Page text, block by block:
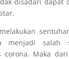
menjadi salah
corona. Maka